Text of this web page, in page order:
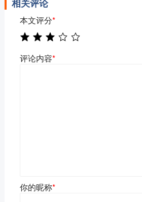
相关评论
本文评分*
评论内容*
你的昵称*